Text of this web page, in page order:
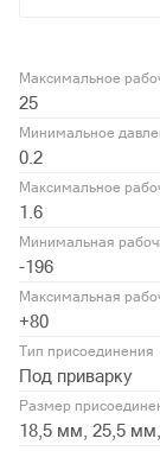
Максимальное
25
Минимальное
0.2
Максимальное
1.6
Минимальная
-196
Максимальная
+80
Тип присоединения
Под приварку
Размер
18,5 мм, 25,5